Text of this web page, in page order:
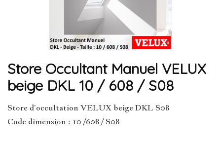
Store Occultant Manuel VELUX
beige DKL 10 / 608 / S08
Store d’occultation VELUX beige DKL S08
Code dimension : 10 /608 / S08